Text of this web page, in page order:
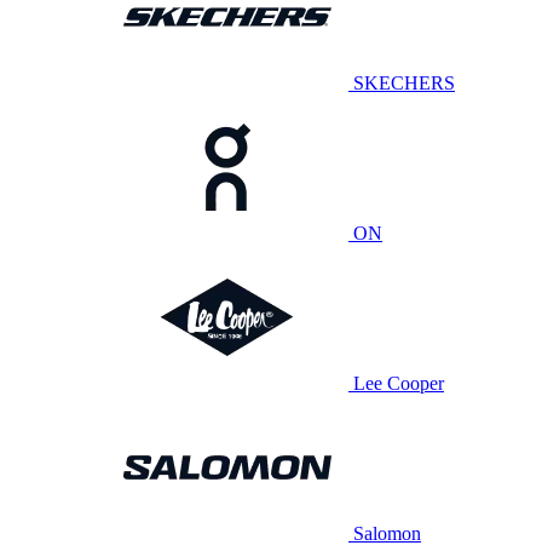
SKECHERS
ON
Lee Cooper
Salomon